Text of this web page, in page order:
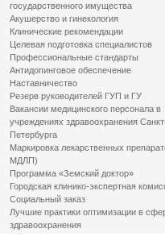
государственного имущества
Акушерство и гинекология
Клинические рекомендации
Целевая подготовка специалистов
Профессиональные стандарты
Антидопинговое обеспечение
Наставничество
Резерв руководителей ГУП и ГУ
Вакансии медицинского персонала в
учреждениях здравоохранения
Петербурга
Маркировка лекарственных
МДЛП)
Программа «Земский доктор»
Городская клинико-экспертная
Социальный заказ
Лучшие практики оптимизации в
здравоохранения